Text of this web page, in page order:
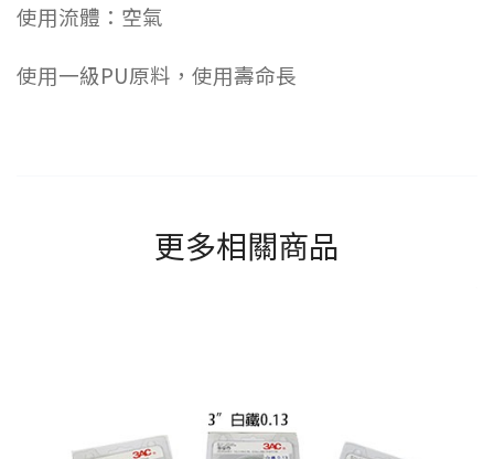
使用流體：空氣
使用一級PU原料，使用壽命長
更多相關商品